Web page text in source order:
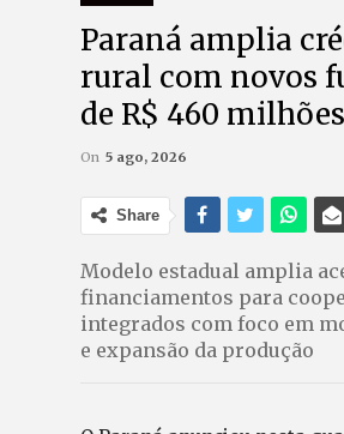
Paraná amplia
rural com novos
de R$ 460 milhões
On 5 ago, 2026
Share
Modelo estadual amplia
financiamentos para
integrados com foco em
e expansão da produção